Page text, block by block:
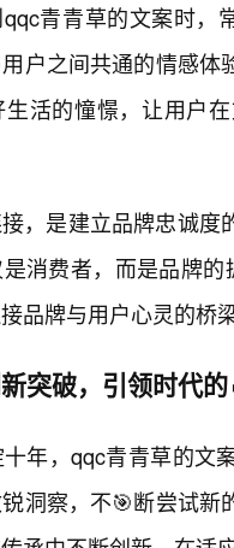
青青草的文案时，
户之间共通的情感
活的憧憬，让用户
，是建立品牌忠诚度
消费者，而是品牌
品牌与用户心灵的桥
突破，引领时代
年，qqc青青草的文
洞察，不🎯断尝试